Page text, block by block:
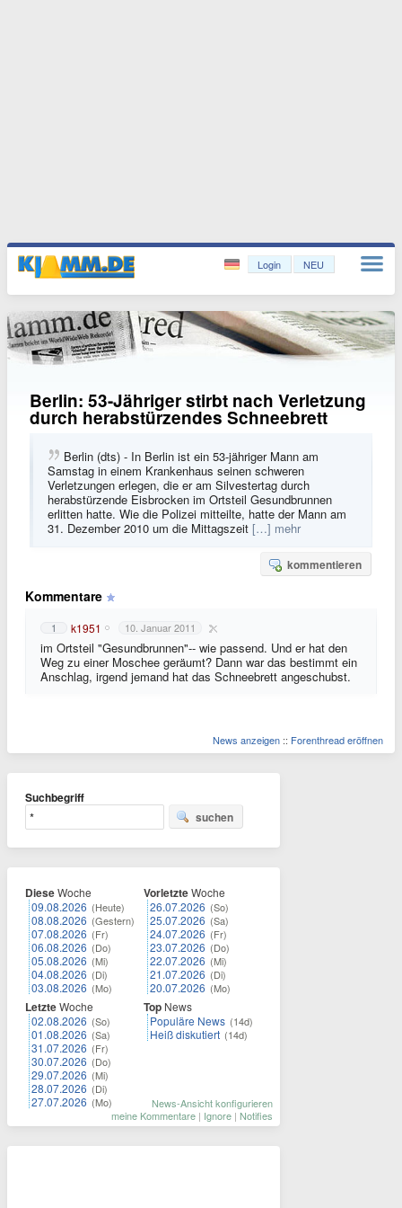
Login NEU
Berlin: 53-Jähriger stirbt nach Verletzung
durch herabstürzendes Schneebrett
Berlin (dts) - In Berlin ist ein 53-jähriger Mann am
Samstag in einem Krankenhaus seinen schweren
Verletzungen erlegen, die er am Silvestertag durch
herabstürzende Eisbrocken im Ortsteil Gesundbrunnen
erlitten hatte. Wie die Polizei mitteilte, hatte der Mann am
31. Dezember 2010 um die Mittagszeit […] mehr
kommentieren
Kommentare
1 k1951 10. Januar 2011
im Ortsteil "Gesundbrunnen"-- wie passend. Und er hat den
Weg zu einer Moschee geräumt? Dann war das bestimmt ein
Anschlag, irgend jemand hat das Schneebrett angeschubst.
News anzeigen :: Forenthread eröffnen
Suchbegriff
suchen
DieseWoche
09.08.2026 (Heute)
08.08.2026 (Gestern)
07.08.2026 (Fr)
06.08.2026 (Do)
05.08.2026 (Mi)
04.08.2026 (Di)
03.08.2026 (Mo)
LetzteWoche
02.08.2026 (So)
01.08.2026 (Sa)
31.07.2026 (Fr)
30.07.2026 (Do)
29.07.2026 (Mi)
28.07.2026 (Di)
27.07.2026 (Mo)
VorletzteWoche
26.07.2026 (So)
25.07.2026 (Sa)
24.07.2026 (Fr)
23.07.2026 (Do)
22.07.2026 (Mi)
21.07.2026 (Di)
20.07.2026 (Mo)
Top News
Populäre News (14d)
Heiß diskutiert (14d)
News-Ansicht konfigurieren
meine Kommentare | Ignore | Notifies